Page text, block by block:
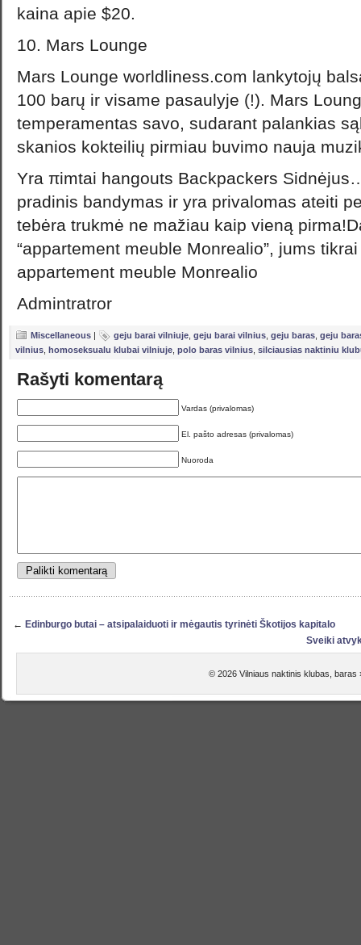
kaina apie $20.
10. Mars Lounge
Mars Lounge worldliness.com lankytojų
100 barų ir visame pasaulyje (!). Mars
temperamentas savo, sudarant palankias
skanios kokteilių pirmiau buvimo nauja
Yra πimtai hangouts Backpackers
pradinis bandymas ir yra privalomas ateiti
tebėra trukmė ne mažiau kaip vieną
“appartement meuble Monrealio”, jums
appartement meuble Monrealio
Admintratror
Miscellaneous | geju barai vilniuje geju barai vilnius geju baras geju
vilnius homoseksualu klubai vilniuje polo baras vilnius silciausias naktiniu
Rašyti komentarą
Vardas (privalomas)
El. pašto adresas (privalomas)
Nuoroda
← Edinburgo butai – atsipalaiduoti ir mėgautis tyrinėti Škotijos kapitalo
Sveiki
© 2026 Vilniaus naktinis klubas, baras